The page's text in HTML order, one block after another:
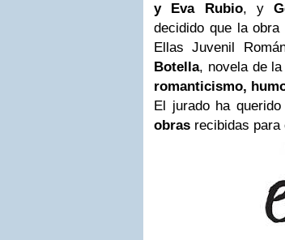
y Eva Rubio, y
decidido que la
Ellas Juvenil
Botella, novela de
romanticismo,
El jurado ha
obras recibidas para